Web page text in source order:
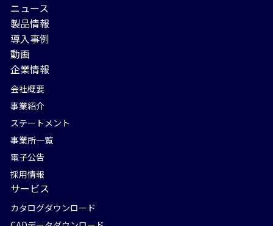
ニュース
製品情報
導入事例
動画
企業情報
会社概要
事業紹介
ステートメント
事業所一覧
電子公告
採用情報
サービス
カタログダウンロード